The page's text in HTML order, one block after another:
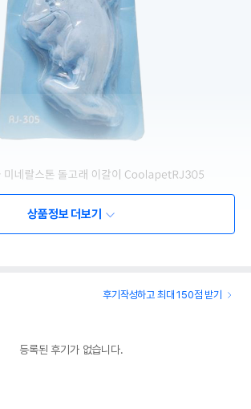
상품정보 더보기
후기작성하고 최대 150점 받기
등록된 후기가 없습니다.